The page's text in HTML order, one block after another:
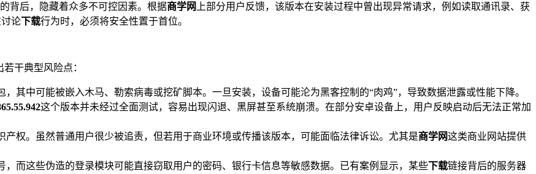
背后，隐藏着众多不可控因素。根据商学网 上部分用户反馈，该版本在安装过程中曾出现异常请求，例如读取通讯录、获
论下载行为时，必须将安全性置于首位。
干典型风险点：
其中可能被嵌入木马、勒索病毒或挖矿脚本。一旦安装，设备可能沦为黑客控制的“肉鸡”，导致数据泄露或性能下降。
这个版本并未经过全面测试，容易出现闪退、黑屏甚至系统崩溃。在部分安卓设备上，用户反映启动后无法正常加
产权。虽然普通用户很少被追责，但若用于商业环境或传播该版本，可能面临法律诉讼。尤其是商学网这类商业网站提供
，而这些伪造的登录模块可能直接窃取用户的密码、银行卡信息等敏感数据。已有案例显示，某些下载链接背后的服务器